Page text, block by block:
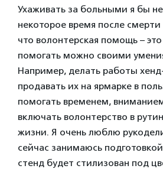
Ухаживать за больными я бы
некоторое время после
что волонтерская помощь –
помогать можно своими
Например, делать работы
продавать их на ярмарке в
помогать временем,
включать волонтерство в
жизни. Я очень люблю
сейчас занимаюсь
стенд будет стилизован под